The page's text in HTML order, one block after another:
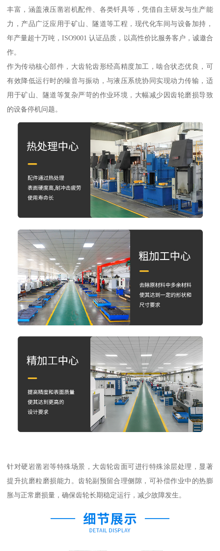
丰富，涵盖液压凿岩机配件、各类钎具等，凭借自主研发与生产能
力，产品广泛应用于矿山、隧道等工程，现代化车间与设备加持，
年产量超十万吨，ISO9001 认证品质，以高性价比服务客户，诚邀合
作。
作为传动核心部件，大齿轮齿形经高精度加工，啮合状态优良，可
有效降低运行时的噪音与振动，与液压系统协同实现动力传输，适
用于矿山、隧道等复杂严苛的作业环境，大幅减少因齿轮磨损导致
的设备停机问题。
针对硬岩凿岩等特殊场景，大齿轮齿面可进行特殊涂层处理，显著
提升抗磨粒磨损能力。齿轮副预留合理侧隙，可补偿作业中的热膨
胀与正常磨损量，确保齿轮长期稳定运行，减少故障发生。